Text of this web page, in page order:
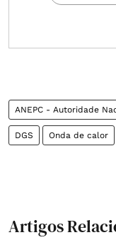
ANEPC - Autoridade
DGS Onda de calor
Artigos